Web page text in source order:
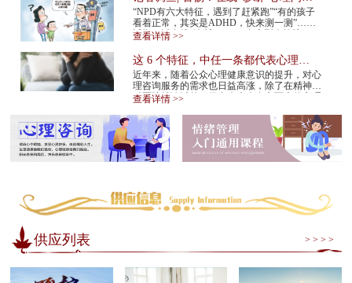
题，越治越病！
“NPD有六大特征，遇到了赶紧跑”“有的孩子
看着正常，其实是ADHD，快来测一测”……
近期，以在线“诊断”NPD（自恋型人格障
的视频在网...
查看详情 >>
这 6 个特征，中任一条都代表心理咨
询师不靠谱！赶紧换
近年来，随着公众心理健康意识的提升，对心
理咨询服务的需求也日益高涨，除了在精神专
科医院就诊以外，很多人也会在市面上的心理
备...
查看详情 >>
供应列表 > > > >